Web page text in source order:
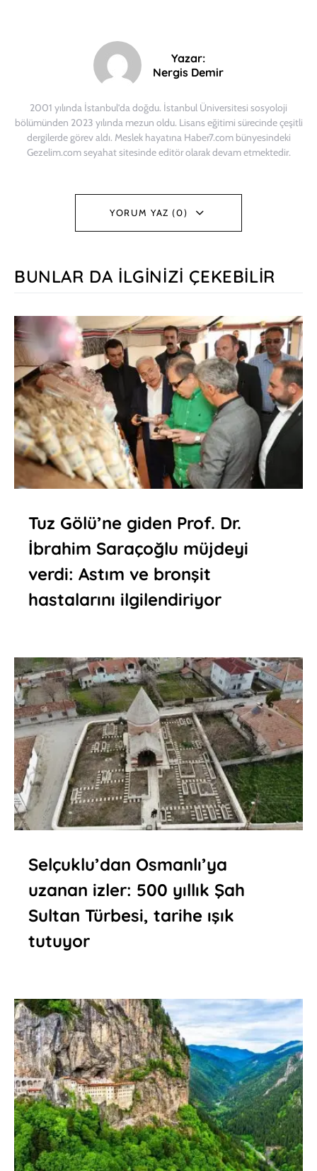
Yazar:
Nergis Demir
2001 yılında İstanbul’da doğdu. İstanbul Üniversitesi sosyoloji
bölümünden 2023 yılında mezun oldu. Lisans eğitimi sürecinde çeşitli
dergilerde görev aldı. Meslek hayatına Haber7.com bünyesindeki
Gezelim.com seyahat sitesinde editör olarak devam etmektedir.
YORUM YAZ (0)
BUNLAR DA İLGINIZI ÇEKEBILIR
Tuz Gölü’ne giden Prof. Dr.
İbrahim Saraçoğlu müjdeyi
verdi: Astım ve bronşit
hastalarını ilgilendiriyor
Selçuklu’dan Osmanlı’ya
uzanan izler: 500 yıllık Şah
Sultan Türbesi, tarihe ışık
tutuyor